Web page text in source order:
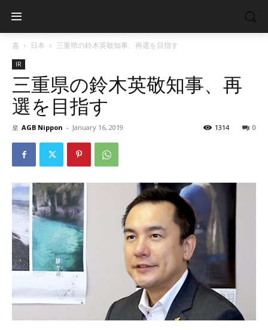
홈 日本 三重県の鈴木英敬知事、再選を目指す
IR
三重県の鈴木英敬知事、再
選を目指す
로 AGB Nippon - January 16, 2019 0
1314